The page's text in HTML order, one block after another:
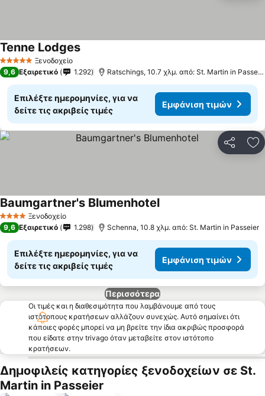
5 Αστέρια Ξενοδοχείο
Tenne Lodges
9,6 Εξαιρετικό 1.292 Ratschings, 10.7 χλμ. από: St. Martin in Passeier
Επιλέξτε ημερομηνίες, για να
δείτε τις ακριβείς τιμές
Εμφάνιση τιμών
4 ΑστέριαΞενοδοχείο
Baumgartner's Blumenhotel
9,6 Εξαιρετικό 1.298 Schenna, 10.8 χλμ. από: St. Martin in Passeier
Επιλέξτε ημερομηνίες, για να
δείτε τις ακριβείς τιμές
Εμφάνιση τιμών
Περισσότερα
Οι τιμές και η διαθεσιμότητα που λαμβάνουμε από τους
ιστότοπους κρατήσεων αλλάζουν συνεχώς. Αυτό σημαίνει ότι
κάποιες φορές μπορεί να μη βρείτε την ίδια ακριβώς προσφορά
που είδατε στην trivago όταν μεταβείτε στον ιστότοπο
κρατήσεων.
Δημοφιλείς κατηγορίες ξενοδοχείων σε St.
Martin in Passeier